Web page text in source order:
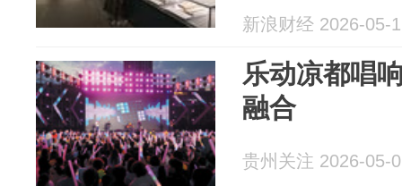
新浪财经 2026-05-
乐动凉都唱
融合
贵州关注 2026-05-